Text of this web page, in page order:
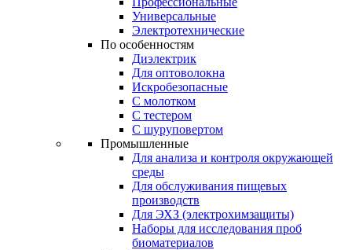
Универсальные
Электротехнические
По особенностям
Диэлектрик
Для оптоволокна
Искробезопасные
С молотком
С тестером
С шуруповертом
Промышленные
Для анализа и контроля окружающей
среды
Для обслуживания пищевых
производств
Для ЭХЗ (электрохимзащиты)
Наборы для исследования проб
биоматериалов